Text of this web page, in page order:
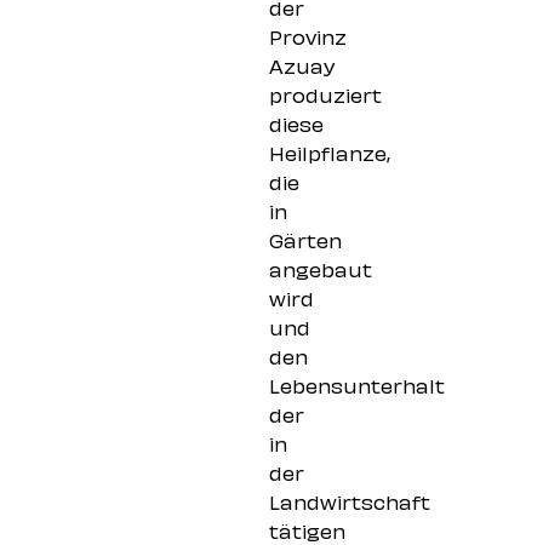
Provinz
Azuay
produziert
diese
Heilpflanze,
die
in
Gärten
angebaut
wird
und
den
Lebensunterhalt
der
in
der
Landwirtschaft
tätigen